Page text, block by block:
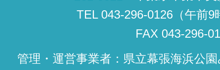
TEL 043-296-0126（午前
FAX 043-296-
管理・運営事業者：県立幕張海浜公